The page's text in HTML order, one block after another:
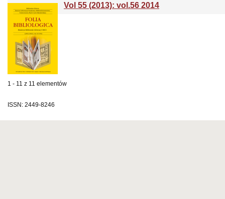
Vol 55 (2013): vol.56 2014
1 - 11 z 11 elementów
ISSN: 2449-8246